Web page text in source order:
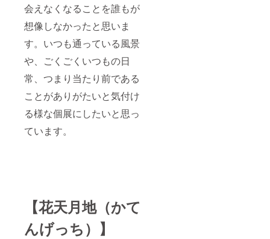
会えなくなることを誰もが
想像しなかったと思いま
す。いつも通っている風景
や、ごくごくいつもの日
常、つまり当たり前である
ことがありがたいと気付け
る様な個展にしたいと思っ
ています。
【花天月地（かて
んげっち）】